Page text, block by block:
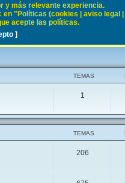
TEMAS
1
TEMAS
206
y más relevante experiencia.
"Políticas (cookies | aviso legal
acepte las políticas.
]